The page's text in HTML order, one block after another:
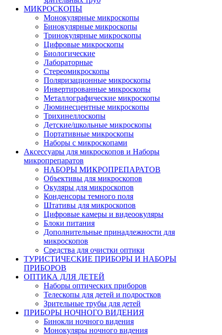
МИКРОСКОПЫ
Монокулярные микроскопы
Бинокулярные микроскопы
Тринокулярные микроскопы
Цифровые микроскопы
Биологические
Лабораторные
Стереомикроскопы
Поляризационные микроскопы
Инвертированные микроскопы
Металлографические микроскопы
Люминесцентные микроскопы
Трихинеллоскопы
Детские/школьные микроскопы
Портативные микроскопы
Наборы с микроскопами
Аксессуары для микроскопов и Наборы
микропрепаратов
НАБОРЫ МИКРОПРЕПАРАТОВ
Объективы для микроскопов
Окуляры для микроскопов
Конденсоры темного поля
Штативы для микроскопов
Цифровые камеры и видеоокуляры
Блоки питания
Дополнительные принадлежности для
микроскопов
Средства для очистки оптики
ТУРИСТИЧЕСКИЕ ПРИБОРЫ И НАБОРЫ
ПРИБОРОВ
ОПТИКА ДЛЯ ДЕТЕЙ
Наборы оптических приборов
Телескопы для детей и подростков
Зрительные трубы для детей
ПРИБОРЫ НОЧНОГО ВИДЕНИЯ
Бинокли ночного видения
Монокуляры ночного видения